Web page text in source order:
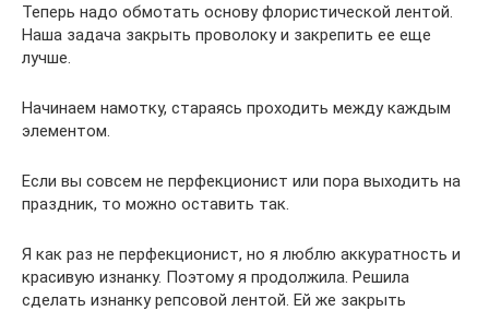
Теперь надо обмотать основу флористической лентой.
Наша задача закрыть проволоку и закрепить ее еще
лучше.
Начинаем намотку, стараясь проходить между каждым
элементом.
Если вы совсем не перфекционист или пора выходить на
праздник, то можно оставить так.
Я как раз не перфекционист, но я люблю аккуратность и
красивую изнанку. Поэтому я продолжила. Решила
сделать изнанку репсовой лентой. Ей же закрыть